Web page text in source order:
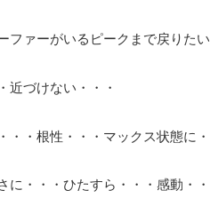
ファーがいるピークまで戻りた
近づけない・・・
・根性・・・マックス状態に・
に・・・ひたすら・・・感動・